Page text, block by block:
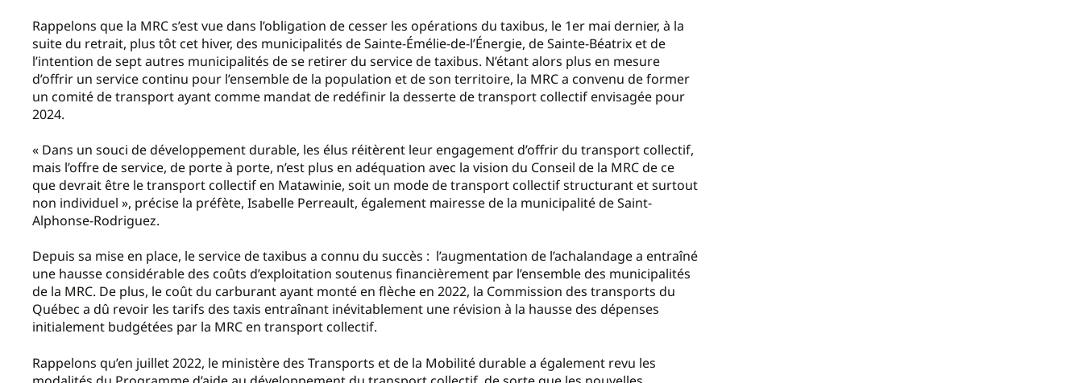
Rappelons que la MRC s’est vue dans l’obligation de cesser les opérations du taxibus, le 1er mai dernier, à la
suite du retrait, plus tôt cet hiver, des municipalités de Sainte-Émélie-de-l’Énergie, de Sainte-Béatrix et de
l’intention de sept autres municipalités de se retirer du service de taxibus. N’étant alors plus en mesure
d’offrir un service continu pour l’ensemble de la population et de son territoire, la MRC a convenu de former
un comité de transport ayant comme mandat de redéfinir la desserte de transport collectif envisagée pour
2024.
« Dans un souci de développement durable, les élus réitèrent leur engagement d’offrir du transport collectif,
mais l’offre de service, de porte à porte, n’est plus en adéquation avec la vision du Conseil de la MRC de ce
que devrait être le transport collectif en Matawinie, soit un mode de transport collectif structurant et surtout
non individuel », précise la préfète, Isabelle Perreault, également mairesse de la municipalité de Saint-
Alphonse-Rodriguez.
Depuis sa mise en place, le service de taxibus a connu du succès : l’augmentation de l’achalandage a entraîné
une hausse considérable des coûts d’exploitation soutenus financièrement par l’ensemble des municipalités
de la MRC. De plus, le coût du carburant ayant monté en flèche en 2022, la Commission des transports du
Québec a dû revoir les tarifs des taxis entraînant inévitablement une révision à la hausse des dépenses
initialement budgétées par la MRC en transport collectif.
Rappelons qu’en juillet 2022, le ministère des Transports et de la Mobilité durable a également revu les